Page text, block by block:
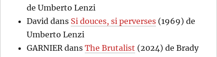
de Umberto Lenzi
David dans Si douces, si perverses (1969) de
Umberto Lenzi
GARNIERdansThe Brutalist (2024) de Brady